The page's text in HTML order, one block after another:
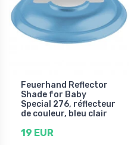
Feuerhand Reflector
Shade for Baby
Special 276, réflecteur
de couleur, bleu clair
19 EUR